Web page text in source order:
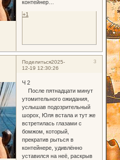
контейнер…
+1
Поделиться 3
2025-
12-19 12:30:26
Ч 2
После пятнадцати минут
утомительного ожидания,
услышав подозрительный
шорох, Юля встала и тут же
встретилась глазами с
бомжом, который,
прекратив рыться в
контейнере, удивлённо
уставился на неё, раскрыв